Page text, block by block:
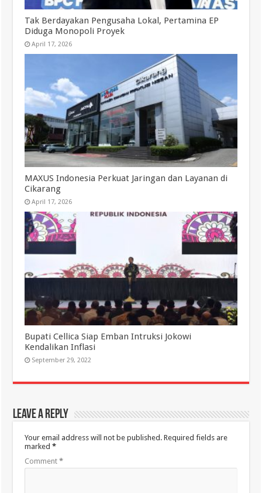
Tak Berdayakan Pengusaha Lokal, Pertamina EP
Diduga Monopoli Proyek
April 17, 2026
MAXUS Indonesia Perkuat Jaringan dan Layanan di
Cikarang
April 17, 2026
Bupati Cellica Siap Emban Intruksi Jokowi
Kendalikan Inflasi
September 29, 2022
Leave a Reply
Your email address will not be published. Required fields are
marked*
Comment*